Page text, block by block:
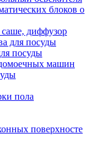
блоков о
диффузор
для посуды
посуды
машин
пола
поверхносте